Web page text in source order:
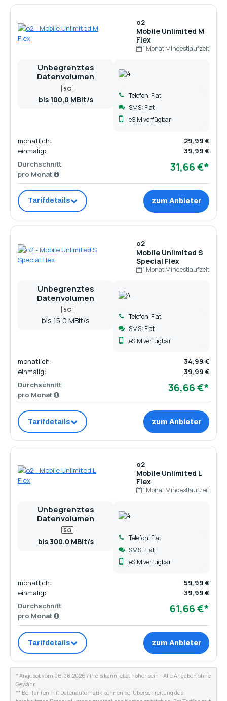
o2
Mobile Unlimited M
Flex
1 Monat Mindestlaufzeit
Unbegrenztes
Datenvolumen
5G
bis 100,0 MBit/s
Telefon: Flat
SMS: Flat
eSIM verfügbar
monatlich:
29,99 €
einmalig:
39,99 €
Durchschnitt
pro Monat
31,66 €*
Tarifdetails zum Anbieter
o2
Mobile Unlimited S
Special Flex
1 Monat Mindestlaufzeit
Unbegrenztes
Datenvolumen
5G
bis 15,0 MBit/s
Telefon: Flat
SMS: Flat
eSIM verfügbar
monatlich:
34,99 €
einmalig:
39,99 €
Durchschnitt
pro Monat
36,66 €*
Tarifdetails zum Anbieter
o2
Mobile Unlimited L
Flex
1 Monat Mindestlaufzeit
Unbegrenztes
Datenvolumen
5G
bis 300,0 MBit/s
Telefon: Flat
SMS: Flat
eSIM verfügbar
monatlich:
59,99 €
einmalig:
39,99 €
Durchschnitt
pro Monat
61,66 €*
Tarifdetails zum Anbieter
* Angebot vom 06.08.2026 / Preis kann jetzt höher sein - Alle Angaben ohne
Gewähr.
** Bei Tarifen mit Datenautomatik können bei Überschreitung des